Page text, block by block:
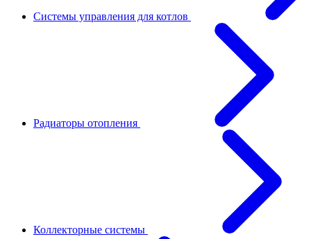
Системы управления для котлов
Радиаторы отопления
Коллекторные системы